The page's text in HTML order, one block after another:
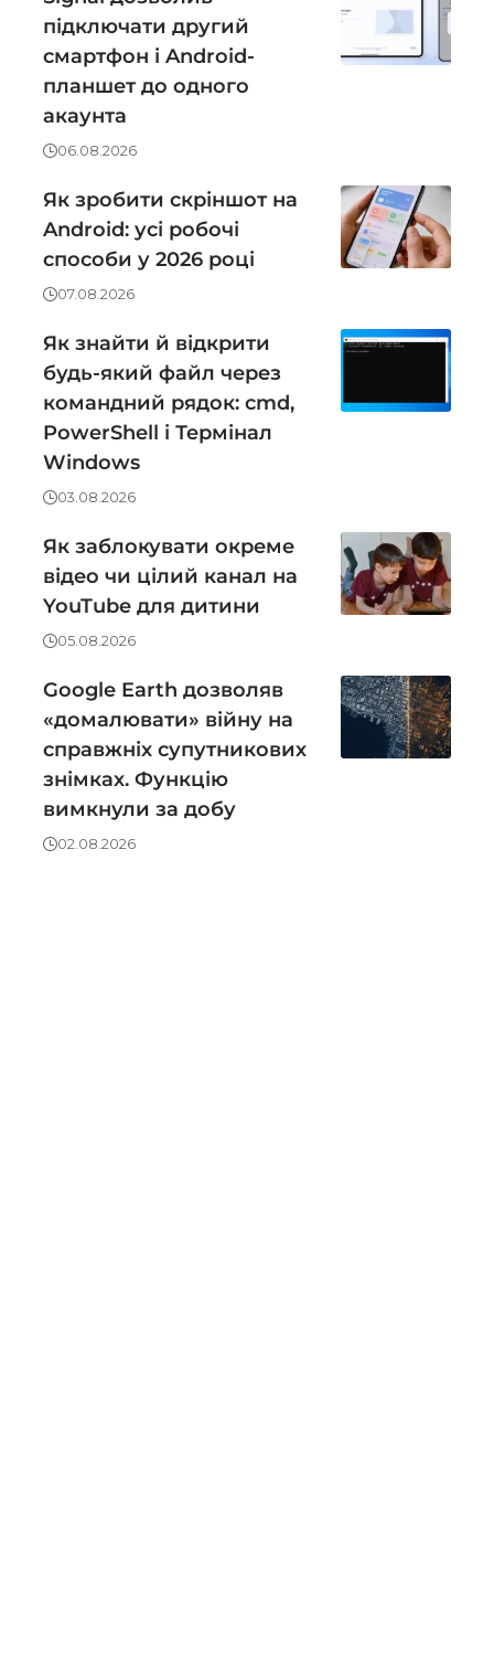
підключати другий
смартфон і Android-
планшет до одного
акаунта
06.08.2026
Як зробити скріншот на
Android: усі робочі
способи у 2026 році
07.08.2026
Як знайти й відкрити
будь-який файл через
командний рядок: cmd,
PowerShell і Термінал
Windows
03.08.2026
Як заблокувати окреме
відео чи цілий канал на
YouTube для дитини
05.08.2026
Google Earth дозволяв
«домалювати» війну на
справжніх супутникових
знімках. Функцію
вимкнули за добу
02.08.2026